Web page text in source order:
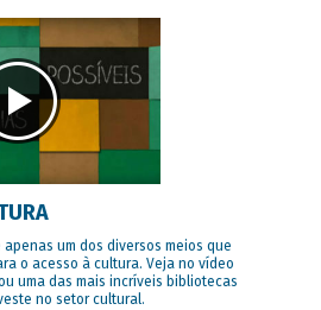
apenas um dos diversos meios que
o acesso à cultura. Veja no vídeo
uma das mais incríveis bibliotecas
no setor cultural.